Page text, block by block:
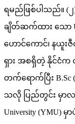
ရမည်ဖြစ်ပါသည်။ (၂
ချိတ်ဆက်ထား သော
ဟောင်ကောင်၊ နယူးဇီ
ရှား အစရှိတဲ့ နိုင်ငံက
တက်ရောက်ပြီး B.Sc
သလို ပြည်တွင်း မှာလ
University